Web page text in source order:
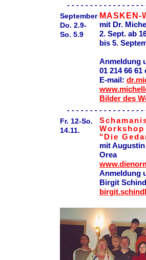
- - - - - - - - - - - - - - - -
September
Do. 2.9-
So. 5.9
MASKEN-
mit Dr.
2. Sept. ab
bis 5.
Anmeldung
01 214 66 61
E-mail:
Bilder des
- - - - - - - - - - - - - - - -
Fr. 12-So.
14.11.
Workshop
"Die
mit
Orea
Anmeldung
Birgit